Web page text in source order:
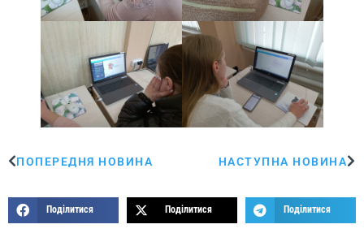
ПОПЕРЕДНЯ НОВИНА НАСТУПНА НОВИНА
Поділитися Поділитися Поділитися